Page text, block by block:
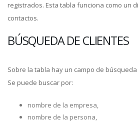
registrados. Esta tabla funciona como un
contactos.
BÚSQUEDA DE CLIENTES
Sobre la tabla hay un campo de
Se puede buscar por:
nombre de la empresa,
nombre de la persona,